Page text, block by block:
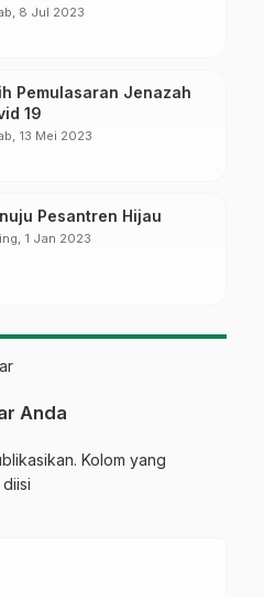
8 Jul 2023
Pemulasaran Jenazah
19
13 Mei 2023
Pesantren Hijau
1 Jan 2023
Anda
Kolom yang